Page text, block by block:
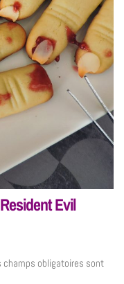
Evil
champs obligatoires sont